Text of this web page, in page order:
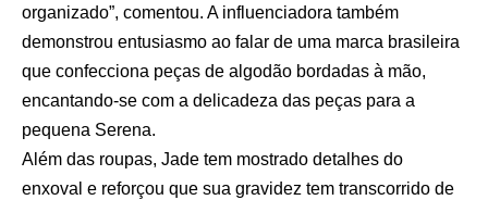
organizado”, comentou. A influenciadora também
demonstrou entusiasmo ao falar de uma marca brasileira
que confecciona peças de algodão bordadas à mão,
encantando-se com a delicadeza das peças para a
pequena Serena.
Além das roupas, Jade tem mostrado detalhes do
enxoval e reforçou que sua gravidez tem transcorrido de